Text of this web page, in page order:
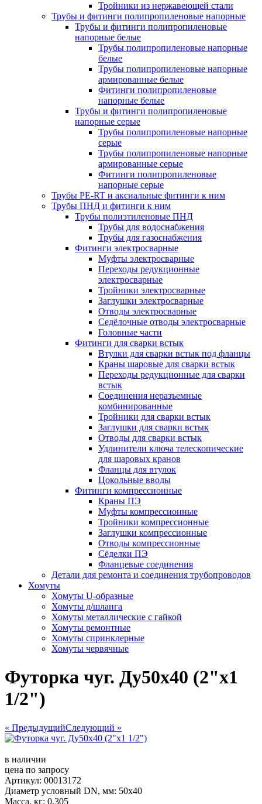
Тройники из нержавеющей стали
Трубы и фитинги полипропиленовые напорные
Трубы и фитинги полипропиленовые
напорные белые
Трубы полипропиленовые напорные
белые
Трубы полипропиленовые напорные
армированные белые
Фитинги полипропиленовые
напорные белые
Трубы и фитинги полипропиленовые
напорные серые
Трубы полипропиленовые напорные
серые
Трубы полипропиленовые напорные
армированные серые
Фитинги полипропиленовые
напорные серые
Трубы PE-RT и аксиальные фитинги к ним
Трубы ПНД и фитинги к ним
Трубы полиэтиленовые ПНД
Трубы для водоснабжения
Трубы для газоснабжения
Фитинги электросварные
Муфты электросварные
Переходы редукционные
электросварные
Тройники электросварные
Заглушки электросварные
Отводы электросварные
Седёлочные отводы электросварные
Головные части
Фитинги для сварки встык
Втулки для сварки встык под фланцы
Краны шаровые для сварки встык
Переходы редукционные для сварки
встык
Соединения неразъемные
комбинированные
Тройники для сварки встык
Заглушки для сварки встык
Отводы для сварки встык
Удлинители ключа телескопические
для шаровых кранов
Фланцы для втулок
Цокольные вводы
Фитинги компрессионные
Краны ПЭ
Муфты компрессионные
Тройники компрессионные
Заглушки компрессионные
Отводы компрессионные
Сёделки ПЭ
Фланцевые соединения
Детали для ремонта и соединения трубопроводов
Хомуты
Хомуты U-образные
Хомуты д/шланга
Хомуты металлические с гайкой
Хомуты ремонтные
Хомуты спринклерные
Хомуты червячные
Футорка чуг. Ду50х40 (2"х1
1/2")
« ПредыдущийСледующий »
в наличии
цена по запросу
Артикул: 00013172
Диаметр условный DN, мм: 50х40
Масса, кг: 0,305